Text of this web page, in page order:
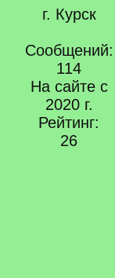
г. Курск
Сообщений:
114
На сайте с
2020 г.
Рейтинг:
26